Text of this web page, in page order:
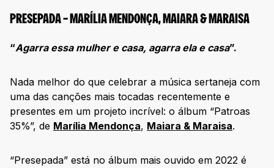
PRESEPADA – MARÍLIA MENDONÇA, MAIARA & MARAISA
“Agarra essa mulher e casa, agarra ela e casa”.
Nada melhor do que celebrar a música sertaneja com
uma das canções mais tocadas recentemente e
presentes em um projeto incrível: o álbum “Patroas
35%”, de Marília Mendonça, Maiara & Maraisa.
“Presepada” está no álbum mais ouvido em 2022 é